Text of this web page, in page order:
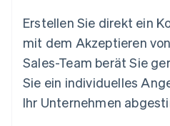
Erstellen Sie direkt ein
mit dem Akzeptieren
Sales-Team berät Sie
Sie ein individuelles
Ihr Unternehmen
Österreich
Polen
English
Portugal
Português English
Rumänien